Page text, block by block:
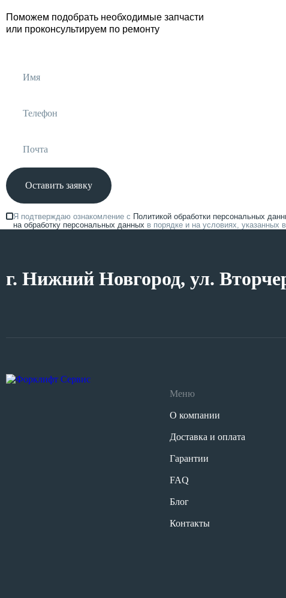
Поможем подобрать необходимые запчасти
или проконсультируем по ремонту
Оставить заявку
Я подтверждаю ознакомление с Политикой обработки персональных
на обработку персональных данных в порядке и на условиях, указанных в
г. Нижний Новгород, ул.
Меню
О компании
Доставка и оплата
Гарантии
FAQ
Блог
Контакты